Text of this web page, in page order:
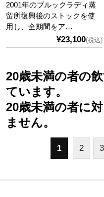
2001年のブルックラディ蒸
留所復興後のストックを使
用し、全期間をア…
¥23,100(税込)
20歳未満の者の
ています。
20歳未満の者に
ません。
1 2 3